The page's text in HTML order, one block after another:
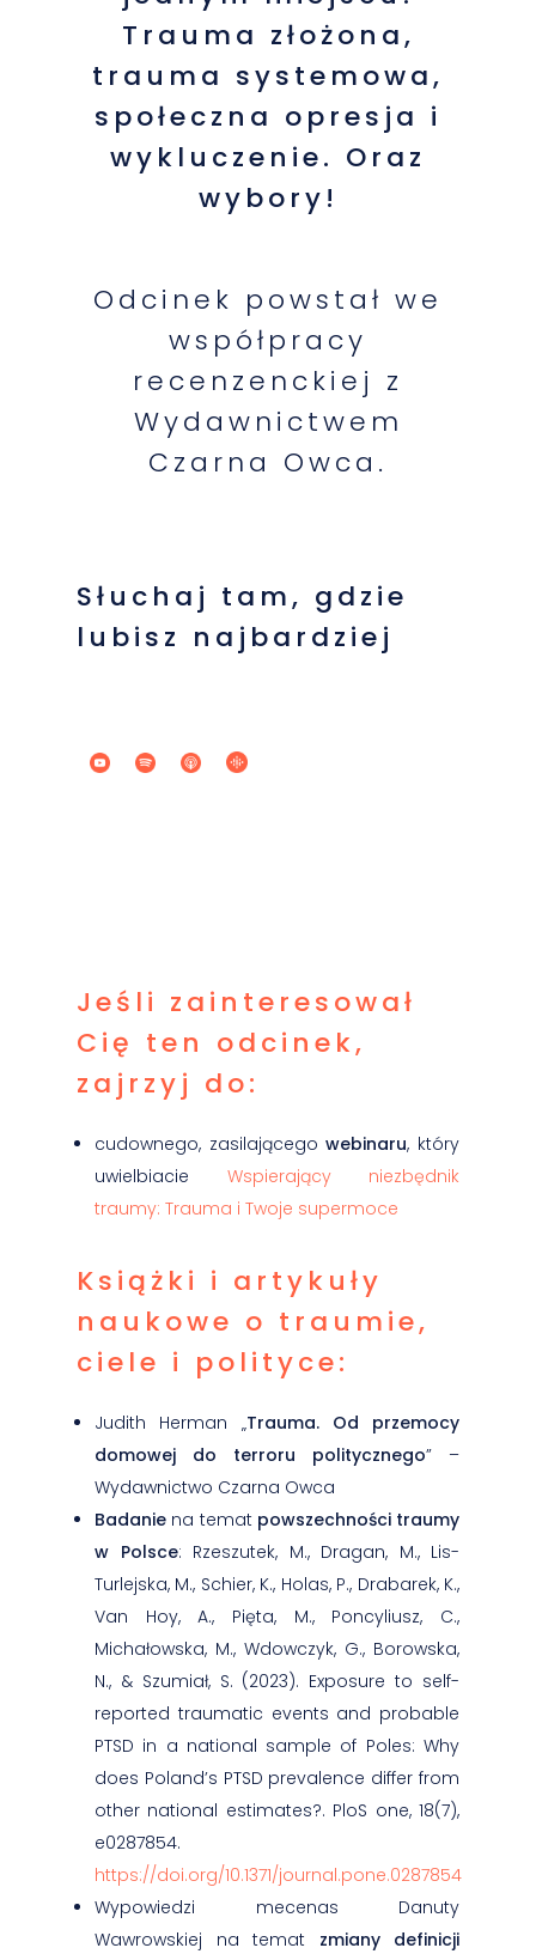
Trauma złożona,
trauma systemowa,
społeczna opresja i
wykluczenie. Oraz
wybory!
Odcinek powstał we
współpracy
recenzenckiej z
Wydawnictwem
Czarna Owca.
Słuchaj tam, gdzie
lubisz najbardziej
Jeśli zainteresował
Cię ten odcinek,
zajrzyj do:
cudownego, zasilającegowebinaru, który
uwielbiacie Wspierający niezbędnik
traumy: Trauma i Twoje supermoce
Książki i artykuły
naukowe o traumie,
ciele i polityce:
Judith Herman „Trauma. Od przemocy
domowej do terroru politycznego” –
Wydawnictwo Czarna Owca
Badanie na temat powszechności traumy
w Polsce: Rzeszutek, M., Dragan, M., Lis-
Turlejska, M., Schier, K., Holas, P., Drabarek, K.,
Van Hoy, A., Pięta, M., Poncyliusz, C.,
Michałowska, M., Wdowczyk, G., Borowska,
N., & Szumiał, S. (2023). Exposure to self-
reported traumatic events and probable
PTSD in a national sample of Poles: Why
does Poland’s PTSD prevalence differ from
other national estimates?. PloS one,18(7),
e0287854.
https://doi.org/10.1371/journal.pone.0287854
Wypowiedzi mecenas Danuty
Wawrowskiej na temat zmiany definicji